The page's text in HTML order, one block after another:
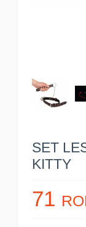
SET
KITTY
71